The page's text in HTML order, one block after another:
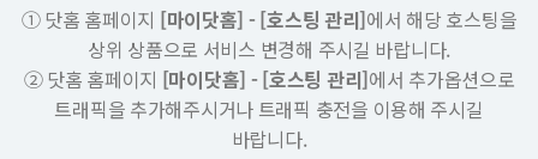
① 닷홈 홈페이지 [마이닷홈] - [호스팅 관리]에서 해당 호스팅을
상위 상품으로 서비스 변경해 주시길 바랍니다.
② 닷홈 홈페이지 [마이닷홈] - [호스팅 관리]에서 추가옵션으로
트래픽을 추가해주시거나 트래픽 충전을 이용해 주시길
바랍니다.